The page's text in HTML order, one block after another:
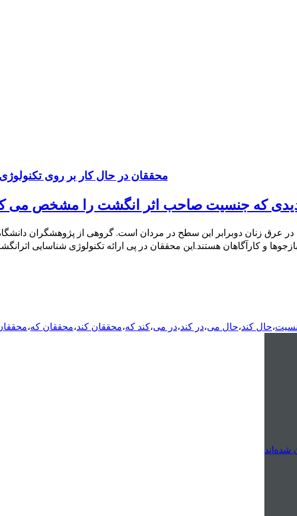
محققان در حال کار بر روی
که جنسیت صاحب اثر انگشت را مشخص می
عرق زنان دوبرابر این سطح در مردان است. گروهی از پژوهشگران
و کارآگاهان هستند.این محققان در پی ارائه تکنولوژی شناسایی
،حال کند،حال می،در کند،در می،کند که،محققان کند،محققان که،
شده‌اند